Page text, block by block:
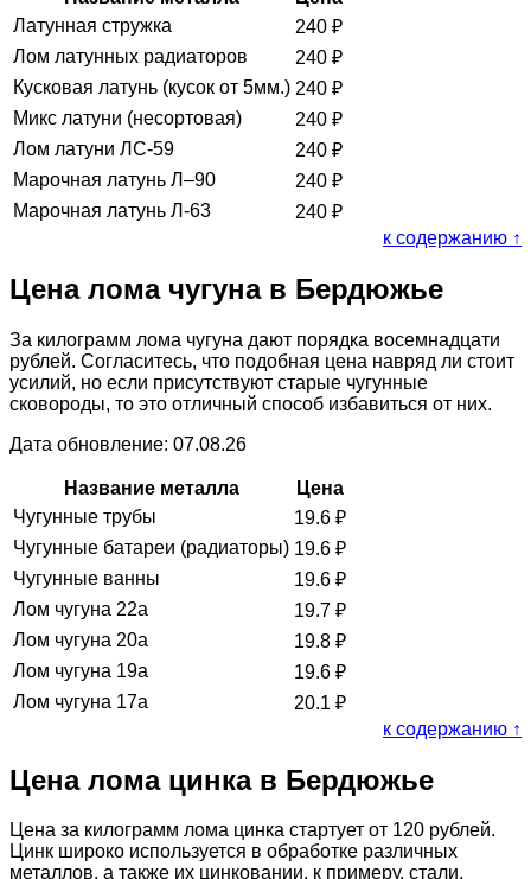
Латунная стружка
240 ₽
Лом латунных радиаторов
240 ₽
Кусковая латунь (кусок от 5мм.) 240 ₽
Микс латуни (несортовая)
240 ₽
Лом латуни ЛС-59
240 ₽
Марочная латунь Л–90
240 ₽
Марочная латунь Л-63
240 ₽
к содержанию ↑
Цена лома чугуна в Бердюжье
За килограмм лома чугуна дают порядка восемнадцати
рублей. Согласитесь, что подобная цена навряд ли стоит
усилий, но если присутствуют старые чугунные
сковороды, то это отличный способ избавиться от них.
Дата обновление: 07.08.26
Название металла
Цена
Чугунные трубы
19.6 ₽
Чугунные батареи (радиаторы) 19.6 ₽
Чугунные ванны
19.6 ₽
Лом чугуна 22а
19.7 ₽
Лом чугуна 20а
19.8 ₽
Лом чугуна 19а
19.6 ₽
Лом чугуна 17а
20.1 ₽
к содержанию ↑
Цена лома цинка в Бердюжье
Цена за килограмм лома цинка стартует от 120 рублей.
Цинк широко используется в обработке различных
металлов, а также их цинковании, к примеру, стали.